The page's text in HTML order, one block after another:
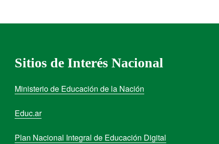
Sitios de Interés Nacional
Ministerio de Educación de la Nación
Educ.ar
Plan Nacional Integral de Educación Digital